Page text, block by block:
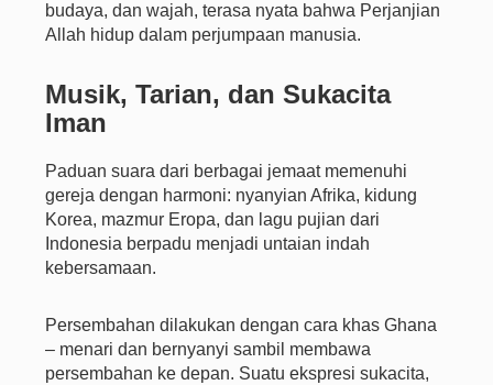
budaya, dan wajah, terasa nyata bahwa Perjanjian
Allah hidup dalam perjumpaan manusia.
Musik, Tarian, dan Sukacita
Iman
Paduan suara dari berbagai jemaat memenuhi
gereja dengan harmoni: nyanyian Afrika, kidung
Korea, mazmur Eropa, dan lagu pujian dari
Indonesia berpadu menjadi untaian indah
kebersamaan.
Persembahan dilakukan dengan cara khas Ghana
– menari dan bernyanyi sambil membawa
persembahan ke depan. Suatu ekspresi sukacita,